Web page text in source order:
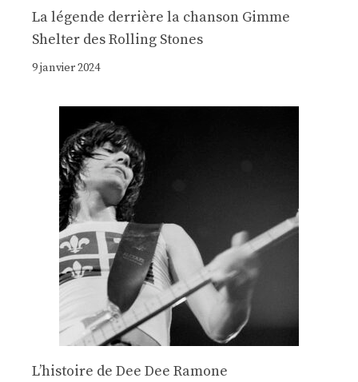
La légende derrière la chanson Gimme
Shelter des Rolling Stones
9 janvier 2024
Lʼhistoire de Dee Dee Ramone